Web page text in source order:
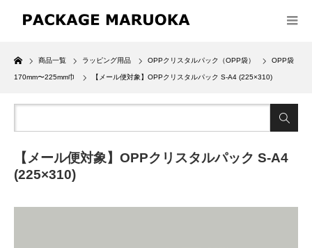
Home
商品一覧 ラッピング用品 OPPクリスタルパック（OPP袋） OPP袋
170mm〜225mm巾 【メール便対象】OPPクリスタルパック S-A4 (225×310)
【メール便対象】OPPクリスタルパック S-A4
(225×310)